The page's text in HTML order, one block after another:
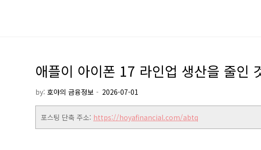
애플이 아이폰 17 라인업 생산을 줄인
by: 호야의 금융정보
포스팅 단축 주소: https://hoyafinancial.com/abtq